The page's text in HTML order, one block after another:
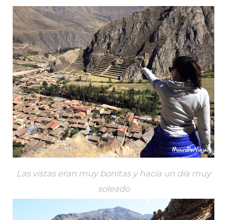
Las vistas eran muy bonitas y hacia un día muy
soleado